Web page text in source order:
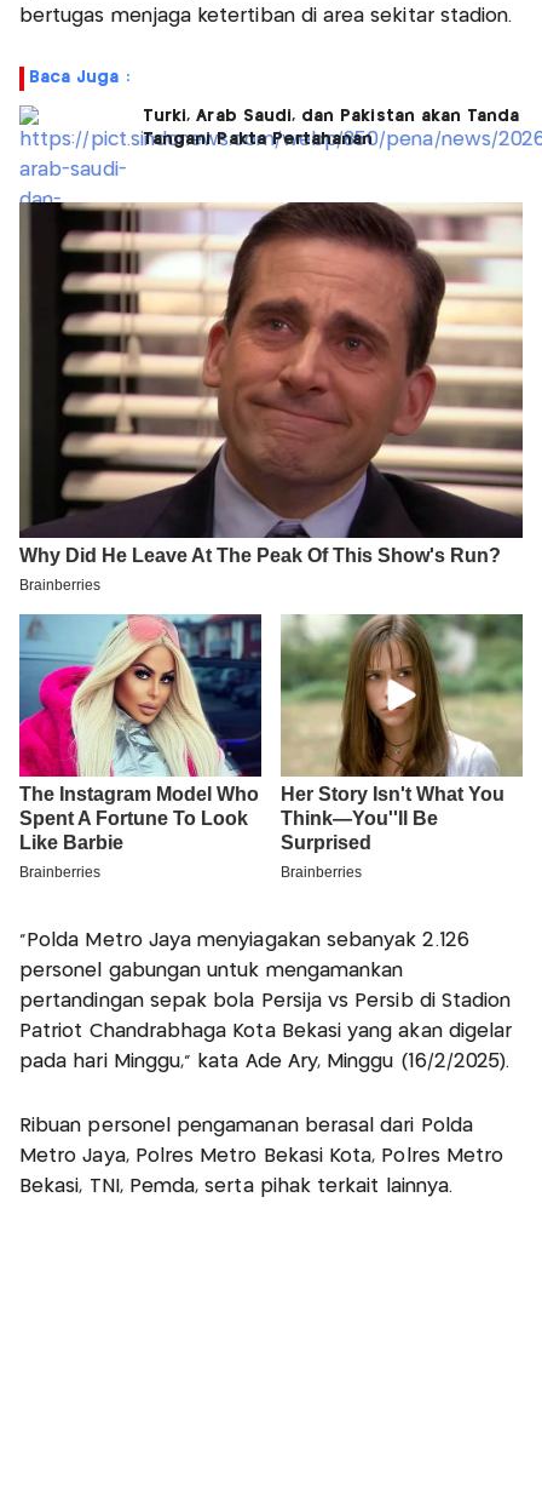
bertugas menjaga ketertiban di area sekitar stadion.
Baca Juga :
Turki, Arab Saudi, dan Pakistan akan Tanda
Tangani Pakta Pertahanan
"Polda Metro Jaya menyiagakan sebanyak 2.126
personel gabungan untuk mengamankan
pertandingan sepak bola Persija vs Persib di Stadion
Patriot Chandrabhaga Kota Bekasi yang akan digelar
pada hari Minggu," kata Ade Ary, Minggu (16/2/2025).
Ribuan personel pengamanan berasal dari Polda
Metro Jaya, Polres Metro Bekasi Kota, Polres Metro
Bekasi, TNI, Pemda, serta pihak terkait lainnya.